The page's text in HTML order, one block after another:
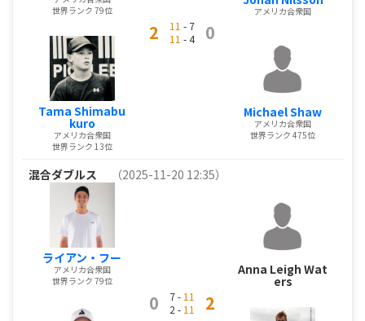
世界ランク 79位
Tama Shimabu
kuro
アメリカ合衆国
世界ランク 13位
2 11 - 7
11 - 4 0
アメリカ合衆国
Michael Shaw
アメリカ合衆国
世界ランク 475位
混合ダブルス （2025-11-20 12:35）
ライアン・フー
アメリカ合衆国
世界ランク 79位
0 7 - 11
2 - 11 2
Anna Leigh Wat
ers